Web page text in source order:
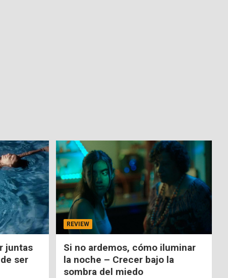
juntas
ser
REVIEW
Si no ardemos, cómo iluminar
la noche – Crecer bajo la
sombra del miedo